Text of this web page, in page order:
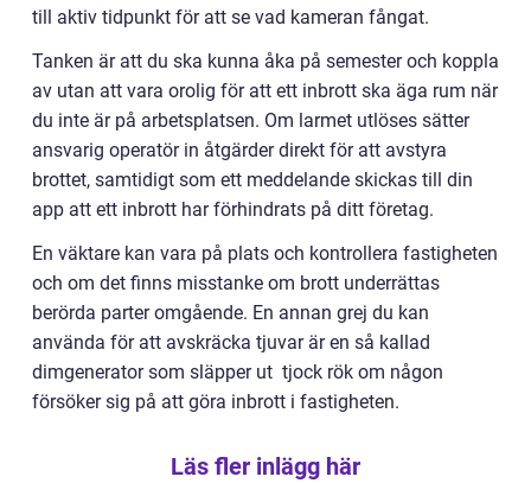
till aktiv tidpunkt för att se vad kameran fångat.
Tanken är att du ska kunna åka på semester och koppla
av utan att vara orolig för att ett inbrott ska äga rum när
du inte är på arbetsplatsen. Om larmet utlöses sätter
ansvarig operatör in åtgärder direkt för att avstyra
brottet, samtidigt som ett meddelande skickas till din
app att ett inbrott har förhindrats på ditt företag.
En väktare kan vara på plats och kontrollera fastigheten
och om det finns misstanke om brott underrättas
berörda parter omgående. En annan grej du kan
använda för att avskräcka tjuvar är en så kallad
dimgenerator som släpper ut tjock rök om någon
försöker sig på att göra inbrott i fastigheten.
Läs fler inlägg här